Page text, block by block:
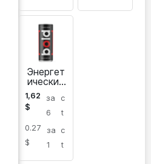
Энергет
ический
напиток
Bold в
банке
1,62
$
за
6
c
t
0.27
$
за
1
c
t